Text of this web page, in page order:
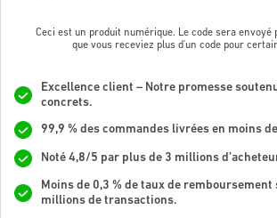
Ceci est un produit numérique. Le code sera envoyé
que vous receviez plus d'un code pour
Excellence client – Notre promesse
concrets.
99,9 % des commandes livrées en moins
Noté 4,8/5 par plus de 3 millions
Moins de 0,3 % de taux de
millions de transactions.